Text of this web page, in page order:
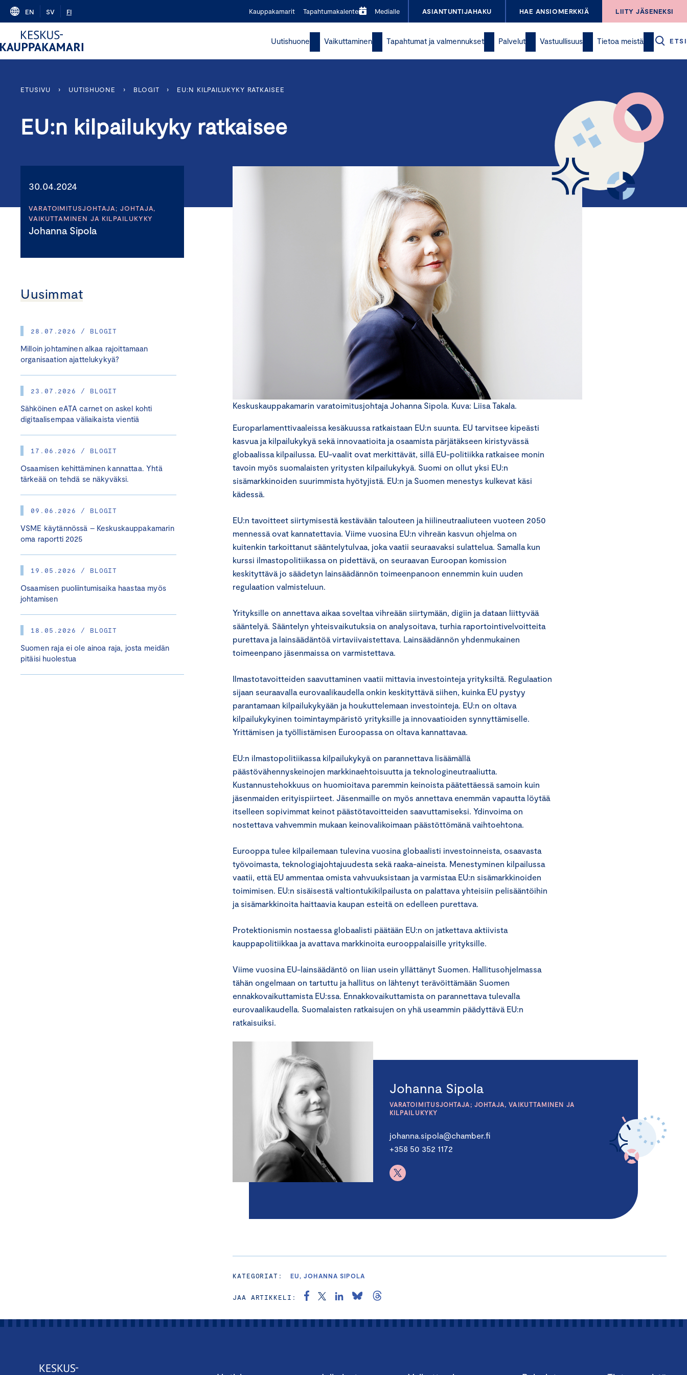
Skip
content
EN SV FI Kauppakamarit Tapahtumakalenteri Medialle ASIANTUNTIJAHAKU HAE ANSIOMERKKIÄ LIITY JÄSENEKSI
Uutishuone Vaikuttaminen Tapahtumat ja valmennukset Palvelut Vastuullisuus Tietoa meistä ETSI
ETUSIVU › UUTISHUONE › BLOGIT › EU:N KILPAILUKYKY RATKAISEE
EU:n kilpailukyky ratkaisee
30.04.2024
VARATOIMITUSJOHTAJA; JOHTAJA,
VAIKUTTAMINEN JA KILPAILUKYKY
Johanna Sipola
Uusimmat
28.07.2026 / BLOGIT
Milloin johtaminen alkaa rajoittamaan
organisaation ajattelukykyä?
23.07.2026 / BLOGIT
Sähköinen eATA carnet on askel kohti
digitaalisempaa väliaikaista vientiä
17.06.2026 / BLOGIT
Osaamisen kehittäminen kannattaa. Yhtä
tärkeää on tehdä se näkyväksi.
09.06.2026 / BLOGIT
VSME käytännössä – Keskuskauppakamarin
oma raportti 2025
19.05.2026 / BLOGIT
Osaamisen puoliintumisaika haastaa myös
johtamisen
18.05.2026 / BLOGIT
Suomen raja ei ole ainoa raja, josta meidän
pitäisi huolestua
Keskuskauppakamarin varatoimitusjohtaja Johanna Sipola. Kuva: Liisa Takala.
Europarlamenttivaaleissa kesäkuussa ratkaistaan EU:n suunta. EU tarvitsee kipeästi
kasvua ja kilpailukykyä sekä innovaatioita ja osaamista pärjätäkseen kiristyvässä
globaalissa kilpailussa. EU-vaalit ovat merkittävät, sillä EU-politiikka ratkaisee monin
tavoin myös suomalaisten yritysten kilpailukykyä. Suomi on ollut yksi EU:n
sisämarkkinoiden suurimmista hyötyjistä. EU:n ja Suomen menestys kulkevat käsi
kädessä.
EU:n tavoitteet siirtymisestä kestävään talouteen ja hiilineutraaliuteen vuoteen 2050
mennessä ovat kannatettavia. Viime vuosina EU:n vihreän kasvun ohjelma on
kuitenkin tarkoittanut sääntelytulvaa, joka vaatii seuraavaksi sulattelua. Samalla kun
kurssi ilmastopolitiikassa on pidettävä, on seuraavan Euroopan komission
keskityttävä jo säädetyn lainsäädännön toimeenpanoon ennemmin kuin uuden
regulaation valmisteluun.
Yrityksille on annettava aikaa soveltaa vihreään siirtymään, digiin ja dataan liittyvää
sääntelyä. Sääntelyn yhteisvaikutuksia on analysoitava, turhia raportointivelvoitteita
purettava ja lainsäädäntöä virtaviivaistettava. Lainsäädännön yhdenmukainen
toimeenpano jäsenmaissa on varmistettava.
Ilmastotavoitteiden saavuttaminen vaatii mittavia investointeja yrityksiltä. Regulaation
sijaan seuraavalla eurovaalikaudella onkin keskityttävä siihen, kuinka EU pystyy
parantamaan kilpailukykyään ja houkuttelemaan investointeja. EU:n on oltava
kilpailukykyinen toimintaympäristö yrityksille ja innovaatioiden synnyttämiselle.
Yrittämisen ja työllistämisen Euroopassa on oltava kannattavaa.
EU:n ilmastopolitiikassa kilpailukykyä on parannettava lisäämällä
päästövähennyskeinojen markkinaehtoisuutta ja teknologineutraaliutta.
Kustannustehokkuus on huomioitava paremmin keinoista päätettäessä samoin kuin
jäsenmaiden erityispiirteet. Jäsenmaille on myös annettava enemmän vapautta löytää
itselleen sopivimmat keinot päästötavoitteiden saavuttamiseksi. Ydinvoima on
nostettava vahvemmin mukaan keinovalikoimaan päästöttömänä vaihtoehtona.
Eurooppa tulee kilpailemaan tulevina vuosina globaalisti investoinneista, osaavasta
työvoimasta, teknologiajohtajuudesta sekä raaka-aineista. Menestyminen kilpailussa
vaatii, että EU ammentaa omista vahvuuksistaan ja varmistaa EU:n sisämarkkinoiden
toimimisen. EU:n sisäisestä valtiontukikilpailusta on palattava yhteisiin pelisääntöihin
ja sisämarkkinoita haittaavia kaupan esteitä on edelleen purettava.
Protektionismin nostaessa globaalisti päätään EU:n on jatkettava aktiivista
kauppapolitiikkaa ja avattava markkinoita eurooppalaisille yrityksille.
Viime vuosina EU-lainsäädäntö on liian usein yllättänyt Suomen. Hallitusohjelmassa
tähän ongelmaan on tartuttu ja hallitus on lähtenyt terävöittämään Suomen
ennakkovaikuttamista EU:ssa. Ennakkovaikuttamista on parannettava tulevalla
eurovaalikaudella. Suomalaisten ratkaisujen on yhä useammin päädyttävä EU:n
ratkaisuiksi.
Johanna Sipola
VARATOIMITUSJOHTAJA; JOHTAJA, VAIKUTTAMINEN JA
KILPAILUKYKY
johanna.sipola@chamber.fi
+358 50 352 1172
KATEGORIAT: EU, JOHANNA SIPOLA
JAA ARTIKKELI: